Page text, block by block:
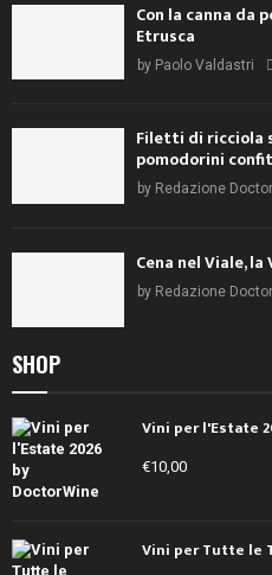
Con la canna da
Etrusca
by Paolo Valdastri
Filetti di ricciola
pomodorini
by Redazione
Cena nel Viale,
by Redazione
SHOP
Vini per l'Estate
€10,00
Vini per Tutte le